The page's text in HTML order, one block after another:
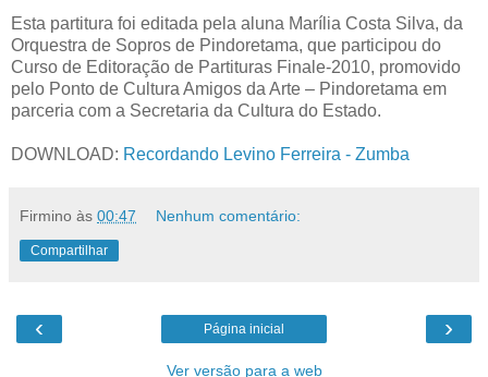
Esta partitura foi editada pela aluna Marília Costa Silva, da
Orquestra de Sopros de Pindoretama, que participou do
Curso de Editoração de Partituras Finale-2010, promovido
pelo Ponto de Cultura Amigos da Arte – Pindoretama em
parceria com a Secretaria da Cultura do Estado.
DOWNLOAD: Recordando Levino Ferreira - Zumba
Firmino às 00:47 Nenhum comentário:
Compartilhar
‹ ›
Página inicial
Ver versão para a web